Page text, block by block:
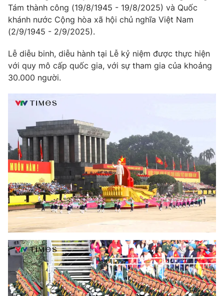
Nhân vật
Khán giả
Âm nhạc
Sao
Đời sống
Du lịch
Chất lượng cuộc sống
Giáo dục
Tuyển sinh
Học trực tuyến
Công nghệ
Hitech Công nghệ tương lai
Sản phẩm
Thị trường
Tư vấn
Lịch phát sóng
Chuyên mục khác
Emagazine Podcast
Photo Infographic
Video Shorts video
VTV Money VTV Thể thao
VTV Sức khoẻ Bất động sản
Tám thành công (19/8/1945 - 19/8/2025) và Quốc
khánh nước Cộng hòa xã hội chủ nghĩa Việt Nam
(2/9/1945 - 2/9/2025).
Lễ diễu binh, diễu hành tại Lễ kỷ niệm được thực hiện
với quy mô cấp quốc gia, với sự tham gia của khoảng
30.000 người.